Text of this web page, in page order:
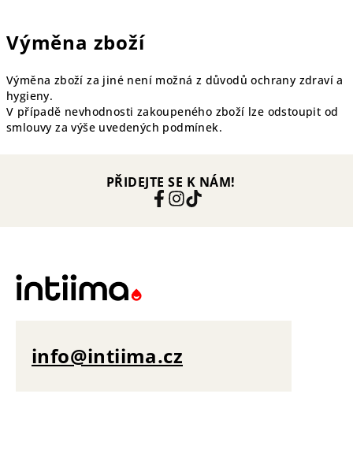
Výměna zboží
Výměna zboží za jiné není možná z důvodů ochrany zdraví a
hygieny.
V případě nevhodnosti zakoupeného zboží lze odstoupit od
smlouvy za výše uvedených podmínek.
PŘIDEJTE SE K NÁM!
info@intiima.cz